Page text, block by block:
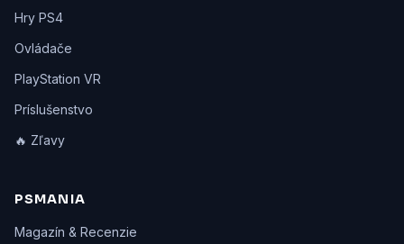
Hry PS4
Ovládače
PlayStation VR
Príslušenstvo
🔥 Zľavy
PSMANIA
Magazín & Recenzie